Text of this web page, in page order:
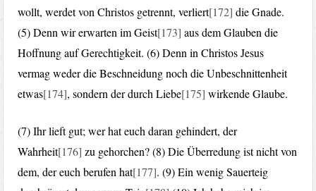
wollt, werdet von Christos getrennt, verliert[172] die Gnade.
(5) Denn wir erwarten im Geist[173] aus dem Glauben die
Hoffnung auf Gerechtigkeit. (6) Denn in Christos Jesus
vermag weder die Beschneidung noch die Unbeschnittenheit
etwas[174], sondern der durch Liebe[175] wirkende Glaube.
(7) Ihr lieft gut; wer hat euch daran gehindert, der
Wahrheit[176] zu gehorchen? (8) Die Überredung ist nicht von
dem, der euch berufen hat[177]. (9) Ein wenig Sauerteig